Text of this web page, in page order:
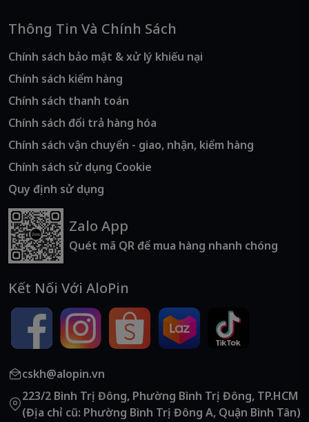
Thông Tin Và Chính Sách
Chính sách bảo mật & xử lý khiếu nại
Chính sách kiểm hàng
Chính sách thanh toán
Chính sách đổi trả hàng hóa
Chính sách vận chuyển - giao, nhận, kiểm hàng
Chính sách sử dụng Cookie
Quy định sử dụng
Zalo App
Quét mã QR để mua hàng nhanh chóng
Kết Nối Với AloPin
cskh@alopin.vn
223/2 Bình Trị Đông, Phường Bình Trị Đông, TP.HCM
(Địa chỉ cũ: Phường Bình Trị Đông A, Quận Bình Tân)